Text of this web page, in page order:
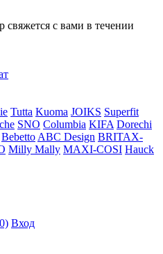
свяжется с вами в течении
Tutta Kuoma JOIKS Superfit
SNO Columbia KIFA Dorechi
Bebetto ABC Design BRITAX-
Milly Mally MAXI-COSI Hauck
Вход